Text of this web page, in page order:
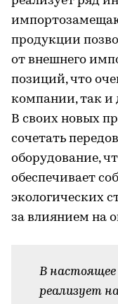
продукции
от внешнего
позиций, что
компании, так и
В своих новых
сочетать
оборудование,
обеспечивает
экологических
за влиянием на
В
реализует